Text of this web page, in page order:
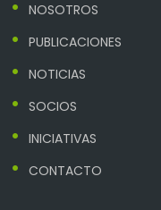
NOSOTROS
PUBLICACIONES
NOTICIAS
SOCIOS
INICIATIVAS
CONTACTO